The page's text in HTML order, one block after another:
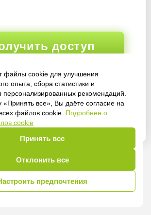
файлы cookie для улучшения
опыта, сбора статистики и
персонализированных рекомендаций.
«Принять все», Вы даёте согласие на
файлов cookie. Подробнее о
cookie
Принять все
Отклонить все
предпочтения
доступ
Войти